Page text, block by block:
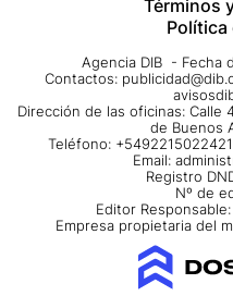
Términos
Política
Agencia DIB - Fecha
Contactos:
Dirección de las oficinas: Calle
de Buenos
Teléfono:
Email:
Registro
Nº de
Editor
Empresa propietaria del